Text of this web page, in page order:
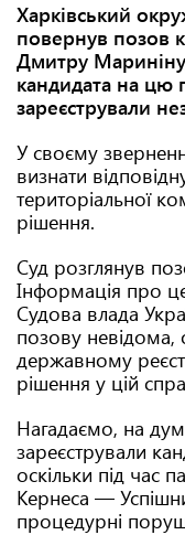
Харківський
повернув позов
Дмитру
кандидата на цю
зареєстрували
У своєму
визнати
територіальної
рішення.
Суд розглянув
Інформація про
Судова влада
позову невідома,
державному
рішення у цій
Нагадаємо, на
зареєстрували
оскільки під час
Кернеса —
процедурні